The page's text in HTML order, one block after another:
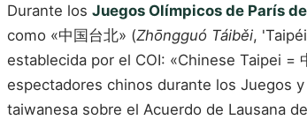
Durante los Juegos Olímpicos de París
como «中国台北» (Zhōngguó Táiběi,
establecida por el COI: «Chinese Taipei =
espectadores chinos durante los Juegos
taiwanesa sobre el Acuerdo de Lausana